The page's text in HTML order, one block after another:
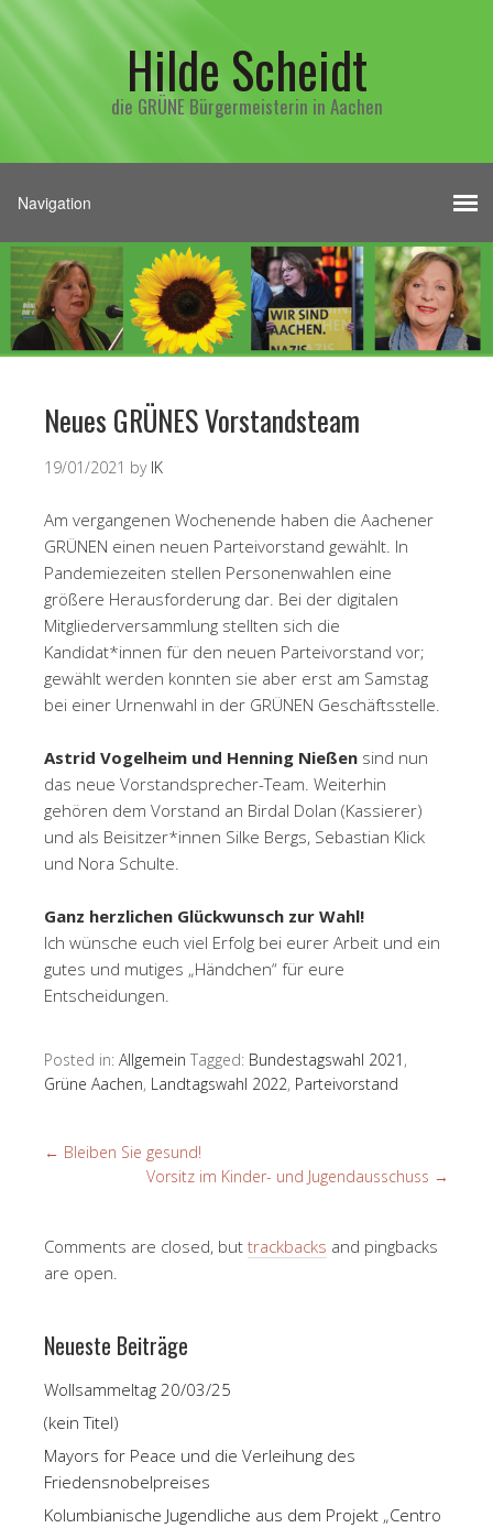
Hilde Scheidt
die GRÜNE Bürgermeisterin in Aachen
Neues GRÜNES Vorstandsteam
19/01/2021 by IK
Am vergangenen Wochenende haben die Aachener
GRÜNEN einen neuen Parteivorstand gewählt. In
Pandemiezeiten stellen Personenwahlen eine
größere Herausforderung dar. Bei der digitalen
Mitgliederversammlung stellten sich die
Kandidat*innen für den neuen Parteivorstand vor;
gewählt werden konnten sie aber erst am Samstag
bei einer Urnenwahl in der GRÜNEN Geschäftsstelle.
Astrid Vogelheim und Henning Nießen sind nun
das neue Vorstandsprecher-Team. Weiterhin
gehören dem Vorstand an Birdal Dolan (Kassierer)
und als Beisitzer*innen Silke Bergs, Sebastian Klick
und Nora Schulte.
Ganz herzlichen Glückwunsch zur Wahl!
Ich wünsche euch viel Erfolg bei eurer Arbeit und ein
gutes und mutiges „Händchen“ für eure
Entscheidungen.
Posted in: Allgemein Tagged: Bundestagswahl 2021 ,
Grüne Aachen, Landtagswahl 2022, Parteivorstand
← Bleiben Sie gesund!
Vorsitz im Kinder- und Jugendausschuss →
Comments are closed, but trackbacks and pingbacks
are open.
Neueste Beiträge
Wollsammeltag 20/03/25
(kein Titel)
Mayors for Peace und die Verleihung des
Friedensnobelpreises
Kolumbianische Jugendliche aus dem Projekt „Centro